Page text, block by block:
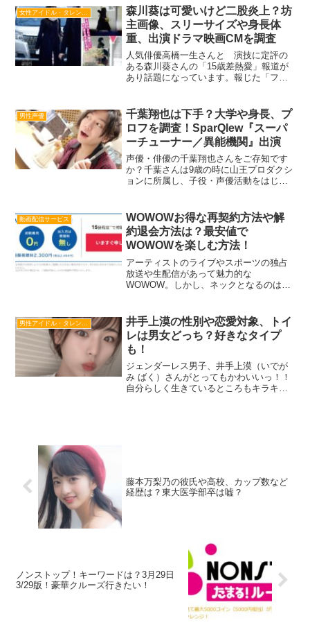
でほうれんそうとコロッケの料理を紹介
するのか...
森川葵は可愛いけど二股炎上？坊
主画像、スリーサイズや身長体
重、出演ドラマ映画CMを調査
人気俳優高橋一生さんと 演技に定評の
ある森川葵さんの「15歳差熱愛」報道が
あり話題になっています。報じた「フラ
ほどの親密ぶりとのこと。 多いときは週
に3回も高橋一生さん...
男性声優
千葉翔也は下手？大学や身長、プ
ロフを調査！SparQlew『スーパ
ーチューナー／異能機関』出演
声優・俳優の千葉翔也さんをご存知です
か？千葉さんは9歳の時に山王プロダクシ
ョンに所属し、子役・声優活動をはじめ
は演技が下手！棒読み！という声もちら
ほらと…。千葉翔也...
動画配信サービス
WOWOWお得な再契約方法や解
約退会方法は？最安値で
WOWOWを楽しむ方法！
アーティストのライブやスポーツの独占
放送や生配信があって魅力的な
WOWOW。しかし、ネックとなるのは月
WOWOWは加入初月の視聴料は無料です
が、加入月に解約する...
井手上漠の性別や恋愛対象、トイ
レは男女どっち？好きなタイプ
も！
ジェンダーレス男子、井手上漠（いでが
み ばく）さんがとってもかわいいっ！！
自分らしく生きているところもキラキラ
藤本万梨乃の彼氏や高校、カップ数など
経歴は？東大医学部卒は嘘？
ノンストップ！キーワードは？3月29日
3/29版！豪華クルーズ行きたい！